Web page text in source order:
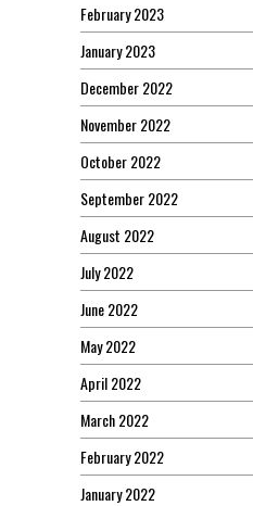
February 2023
January 2023
December 2022
November 2022
October 2022
September 2022
August 2022
July 2022
June 2022
May 2022
April 2022
March 2022
February 2022
January 2022